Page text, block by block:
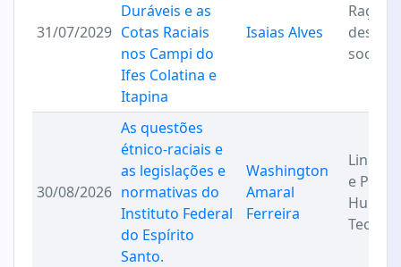
31/07/2029
Duráveis e as
Cotas Raciais
nos Campi do
Ifes Colatina e
Itapina
Isaias Alves
Raça e
sociais
30/08/2026
As questões
étnico-raciais e
as legislações e
normativas do
Instituto Federal
do Espírito
Santo.
Washington
Amaral
Ferreira
Linha
e